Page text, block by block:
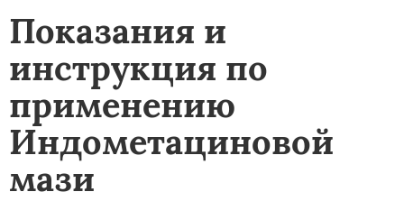
Показания и
инструкция по
применению
Индометациновой
мази